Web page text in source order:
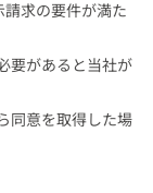
求の要件が満た
要があると当社が
同意を取得した場